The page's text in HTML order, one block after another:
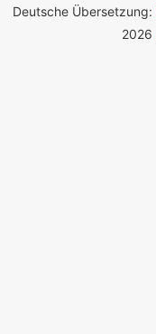
Deutsche Übersetzung:
2026